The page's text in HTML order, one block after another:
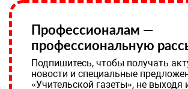
Профессионалам —
профессиональную
Подпишитесь, чтобы получать
новости и специальные
«Учительской газеты», не выходя